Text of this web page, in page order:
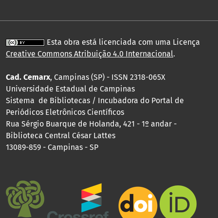
Esta obra está licenciada com uma Licença
Creative Commons Atribuição 4.0 Internacional.
Cad. Cemarx, Campinas (SP) - ISSN 2318-065X
Universidade Estadual de Campinas
Sistema de Bibliotecas / Incubadora do Portal de
Periódicos Eletrônicos Científicos
Rua Sérgio Buarque de Holanda, 421 - 1º andar -
Biblioteca Central César Lattes
13089-859 - Campinas - SP